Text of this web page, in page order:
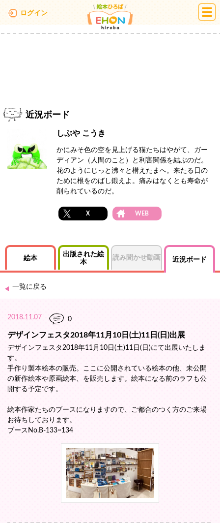
ログイン 絵本ひろば
近況ボード
しぶや こうき
かにみそ色の空を見上げる猫たちはやがて、ガー
ディアン（人間のこと）と利害関係を結ぶのだ。
花のようにじっと沸々と構えたまへ。来たる日の
ために根をのばし鍛えよ。痛みはなくとも寿命が
削られているのだ。
X WEB
絵本
出版された絵
本
読み聞かせ動画 近況ボード
一覧に戻る
2018.11.07 0
デザインフェスタ2018年11月10日(土)11日(日)出展
デザインフェスタ2018年11月10日(土)11日(日)にて出展いたしま
す。
手作り製本絵本の販売。ここに公開されている絵本の他、未公開
の新作絵本や原画絵本、を販売します。絵本になる前のラフも公
開する予定です。
絵本作家たちのブースになりますので、ご都合のつく方のご来場
お待ちしております。
ブースNo.B-133~134